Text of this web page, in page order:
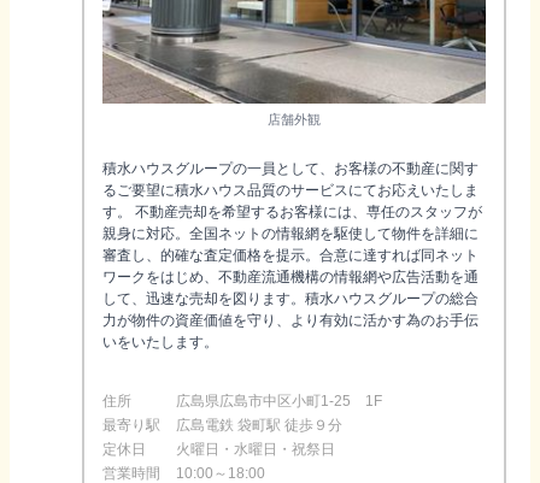
店舗外観
積水ハウスグループの一員として、お客様の不動産に関す
るご要望に積水ハウス品質のサービスにてお応えいたしま
す。 不動産売却を希望するお客様には、専任のスタッフが
親身に対応。全国ネットの情報網を駆使して物件を詳細に
審査し、的確な査定価格を提示。合意に達すれば同ネット
ワークをはじめ、不動産流通機構の情報網や広告活動を通
して、迅速な売却を図ります。積水ハウスグループの総合
力が物件の資産価値を守り、より有効に活かす為のお手伝
いをいたします。
住所
広島県広島市中区小町1-25 1F
最寄り駅
広島電鉄 袋町駅 徒歩９分
定休日
火曜日・水曜日・祝祭日
営業時間
10:00～18:00